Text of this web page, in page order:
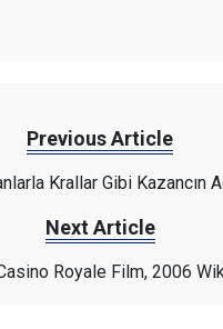
Previous Article
Krallar Gibi Kazancın
Next Article
Royale Film, 2006